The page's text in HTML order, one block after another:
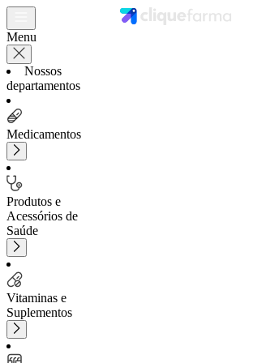
Menu
Nossos
departamentos
Medicamentos
Produtos e
Acessórios de
Saúde
Vitaminas e
Suplementos